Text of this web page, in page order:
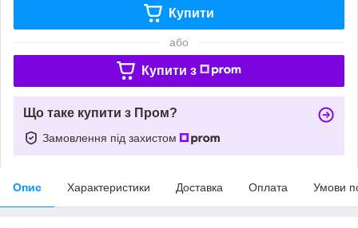
Купити
або
Купити з
Що таке купити з Пром?
Замовлення під захистом
Опис Характеристики Доставка Оплата Умови